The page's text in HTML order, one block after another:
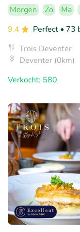
Morgen Zo Ma
9.4
Perfect • 73
Trois Deventer
Deventer (0km)
Verkocht: 580